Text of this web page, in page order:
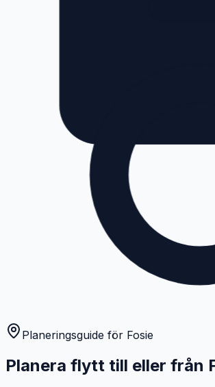
Planeringsguide för Fosie
Planera flytt till eller från